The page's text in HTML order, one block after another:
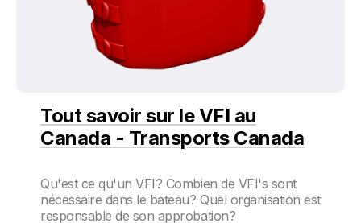
Tout savoir sur le VFI au
Canada - Transports Canada
Qu'est ce qu'un VFI? Combien de VFI's sont
nécessaire dans le bateau? Quel organisation est
responsable de son approbation?